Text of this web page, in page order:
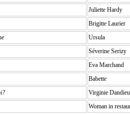
Juliette Hardy
Brigitte Laurier
Ursula
Séverine Serizy
Eva Marchand
Babette
Virginie Dandieu
Woman in